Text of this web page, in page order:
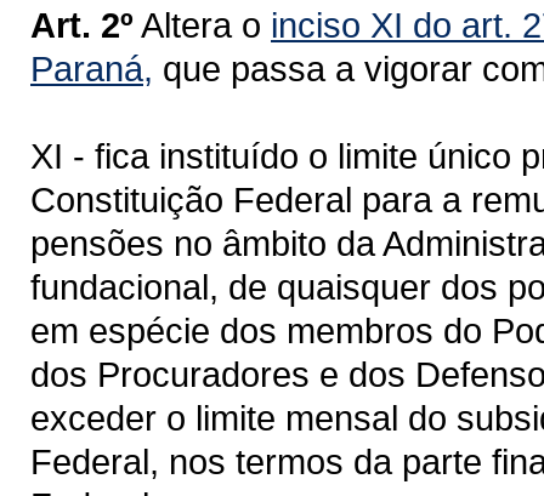
Art. 2º Altera o inciso XI do art.
Paraná, que passa a vigorar
XI - fica instituído o limite único
Constituição Federal para a
pensões no âmbito da
fundacional, de quaisquer dos
em espécie dos membros do
dos Procuradores e dos
exceder o limite mensal do
Federal, nos termos da parte